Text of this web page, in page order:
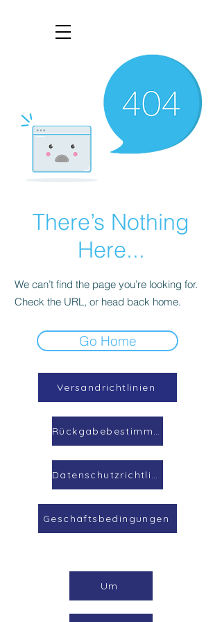
There’s Nothing
Here...
We can’t find the page you’re looking for.
Check the URL, or head back home.
Go Home
Versandrichtlinien
Rückgabebestimmungen
Datenschutzrichtlinie
Geschäftsbedingungen
Um